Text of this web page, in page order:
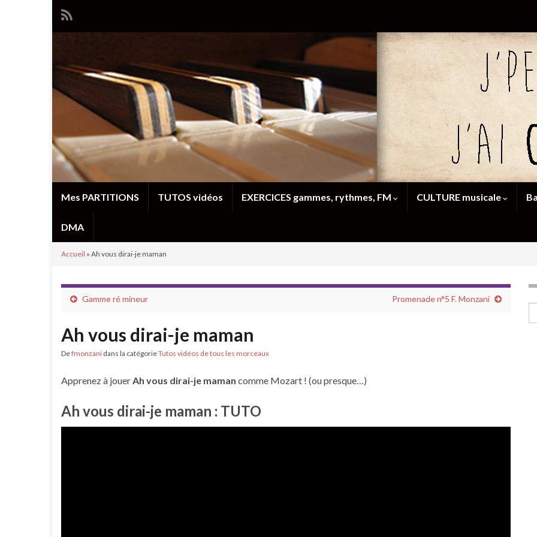
Mes PARTITIONS TUTOS vidéos EXERCICES gammes, rythmes, FM CULTURE musicale
DMA
Accueil » Ah vous dirai-je maman
Gamme ré mineur Promenade n°5 F. Monzani
Ah vous dirai-je maman
Defmonzani dans la catégorieTutos vidéos de tous les morceaux
Apprenez à jouerAh vous dirai-je maman comme Mozart ! (ou presque…)
Ah vous dirai-je maman : TUTO